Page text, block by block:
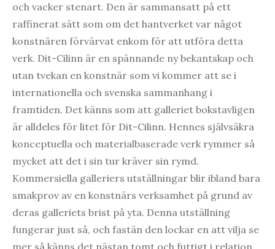
och vacker stenart. Den är sammansatt på ett
raffinerat sätt som om det hantverket var något
konstnären förvärvat enkom för att utföra detta
verk. Dit-Cilinn är en spännande ny bekantskap och
utan tvekan en konstnär som vi kommer att se i
internationella och svenska sammanhang i
framtiden. Det känns som att galleriet bokstavligen
är alldeles för litet för Dit-Cilinn. Hennes självsäkra
konceptuella och materialbaserade verk rymmer så
mycket att det i sin tur kräver sin rymd.
Kommersiella galleriers utställningar blir ibland bara
smakprov av en konstnärs verksamhet på grund av
deras galleriets brist på yta. Denna utställning
fungerar just så, och fastän den lockar en att vilja se